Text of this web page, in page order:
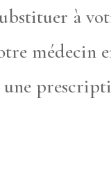
à
médecin